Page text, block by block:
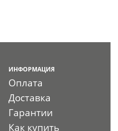
ИНФОРМАЦИЯ
Оплата
Доставка
Гарантии
Как купить